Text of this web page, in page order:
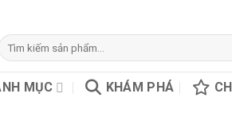
Tìm
kiếm:
MỤC KHÁM PHÁ